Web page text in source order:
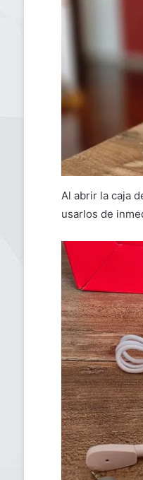
Al abrir la caja
usarlos de